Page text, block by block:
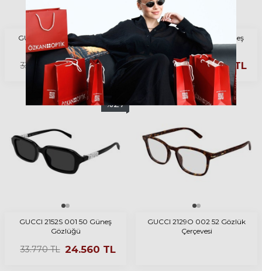
GUCCI 2152S 004 50 Güneş
Gözlüğü
33.770TL 24.560TL
GUCCI 2152S 002 50 Güneş
Gözlüğü
33.770TL 24.560 TL
%27
GUCCI 2152S 001 50 Güneş
Gözlüğü
33.770TL 24.560 TL
GUCCI 2129O 002 52 Gözlük
Çerçevesi